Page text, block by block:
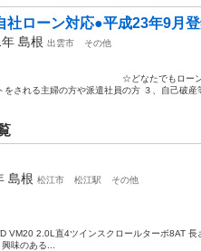
社ローン対応●平成23年9月
島根 出雲市
その他
販売〇 ☆どなたでもロ
される主婦の方や派遣社員の方 ３、自己破産
島根 松江市 松江駅 その他
VM20 2.0L直4ツインスクロールターボ8AT
味のある...